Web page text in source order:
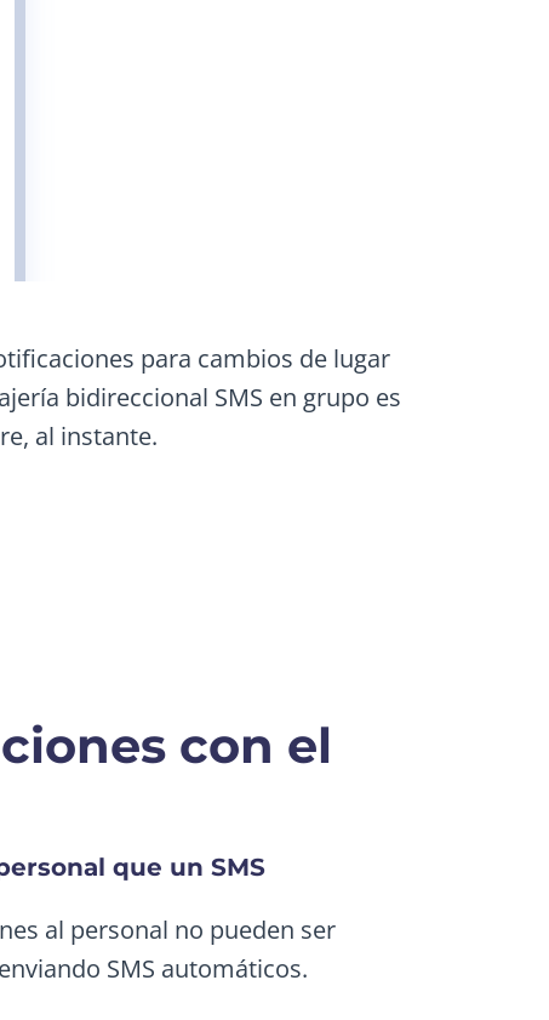
para cambios de lugar
bidireccional SMS en grupo es
al instante.
con el
que un SMS
al personal no pueden ser
SMS automáticos.